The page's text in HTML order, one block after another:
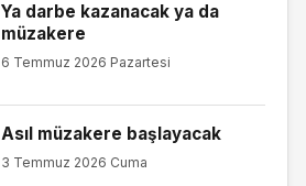
Ya darbe kazanacak ya da
müzakere
6 Temmuz 2026 Pazartesi
Asıl müzakere başlayacak
3 Temmuz 2026 Cuma